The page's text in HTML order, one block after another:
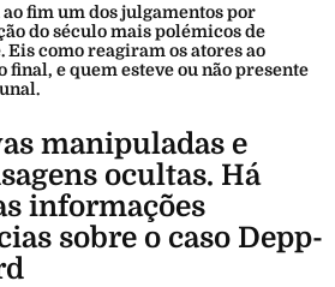
ao fim um dos julgamentos por
do século mais polémicos de
Eis como reagiram os atores ao
final, e quem esteve ou não presente
manipuladas e
ocultas. Há
informações
sobre o caso Depp-